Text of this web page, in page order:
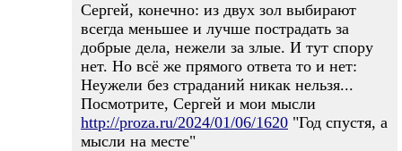
Сергей, конечно: из двух зол выбирают
всегда меньшее и лучше пострадать за
добрые дела, нежели за злые. И тут спору
нет. Но всё же прямого ответа то и нет:
Неужели без страданий никак нельзя...
Посмотрите, Сергей и мои мысли
http://proza.ru/2024/01/06/1620 "Год спустя, а
мысли на месте"